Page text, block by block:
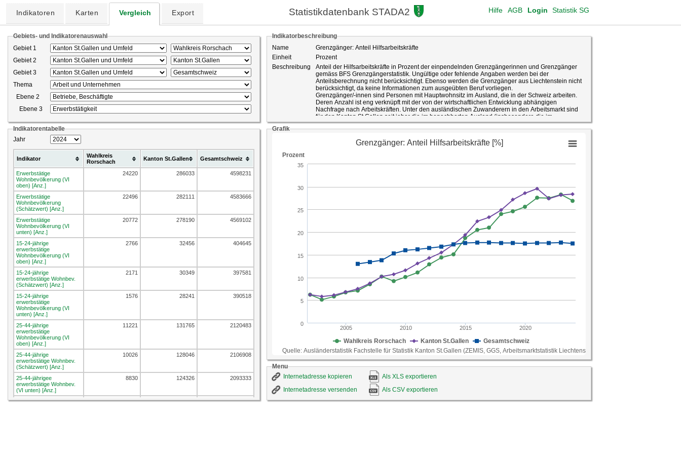
Indikatoren Karten Vergleich Export Statistikdatenbank STADA2 Login Statistik SG
AGB
Hilfe
Gebiets- und Indikatorenauswahl
Gebiet 1
Gebiet 2
Gebiet 3
Thema
Ebene 2
Ebene 3
Indikatorentabelle
Jahr
Indikator
Wahlkreis
Rorschach
Kanton St.Gallen Gesamtschweiz
Erwerbstätige
Wohnbevölkerung (VI
oben) [Anz.]
24220 286033 4598231
Erwerbstätige
Wohnbevölkerung
(Schätzwert) [Anz.]
22496 282111 4583666
Erwerbstätige
Wohnbevölkerung (VI
unten) [Anz.]
20772 278190 4569102
15-24-jährige
erwerbstätige
Wohnbevölkerung (VI
oben) [Anz.]
2766 32456 404645
15-24-jährige
erwerbstätige Wohnbev.
(Schätzwert) [Anz.]
2171 30349 397581
15-24-jährige
erwerbstätige
Wohnbevölkerung (VI
unten) [Anz.]
1576 28241 390518
25-44-jährige
erwerbstätige
Wohnbevölkerung (VI
oben) [Anz.]
11221 131765 2120483
25-44-jährige
erwerbstätige Wohnbev.
(Schätzwert) [Anz.]
10026 128046 2106908
25-44-jährigee
erwerbstätige Wohnbev.
(VI unten) [Anz.]
8830 124326 2093333
45-64-jährige
10638 118584 1952274
Indikatorbeschreibung
Name
Grenzgänger: Anteil Hilfsarbeitskräfte
Einheit
Prozent
Beschreibung
Anteil der Hilfsarbeitskräfte in Prozent der einpendelnden Grenzgängerinnen und Grenzgänger
gemäss BFS Grenzgängerstatistik. Ungültige oder fehlende Angaben werden bei der
Anteilsberechnung nicht berücksichtigt. Ebenso werden die Grenzgänger aus Liechtenstein nicht
berücksichtigt, da keine Informationen zum ausgeübten Beruf vorliegen.
Grenzgänger/-innen sind Personen mit Hauptwohnsitz im Ausland, die in der Schweiz arbeiten.
Deren Anzahl ist eng verknüpft mit der von der wirtschaftlichen Entwicklung abhängigen
Nachfrage nach Arbeitskräften. Unter den ausländischen Zuwanderern in den Arbeitsmarkt sind
für den Kanton St.Gallen seit jeher die im benachbarten Ausland (insbesondere die im
österreichischen Vorarlberg) wohnhaften Grenzgänger von besonderer Bedeutung. Am 1. Juni
2007 wurden die Grenzzonen für Staatsangehörige der EU-17 Staaten und der EFTA aufgehoben,
womit eine Grenzgängerbewilligung, unabhängig vom Wohnort dieser Grenzgänger, in der
gesamten Schweiz gültig ist. Für Staatsangehörige der EU-8 und der EU-2 Staaten sowie für alle
ID-Nummer
Grafik
Menu
Internetadresse kopieren
Als XLS exportieren
Internetadresse versenden
Als CSV exportieren